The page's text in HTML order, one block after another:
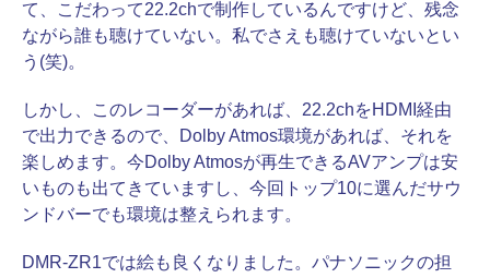
て、こだわって22.2chで制作しているんですけど、残念
ながら誰も聴けていない。私でさえも聴けていないとい
う(笑)。
しかし、このレコーダーがあれば、22.2chをHDMI経由
で出力できるので、Dolby Atmos環境があれば、それを
楽しめます。今Dolby Atmosが再生できるAVアンプは安
いものも出てきていますし、今回トップ10に選んだサウ
ンドバーでも環境は整えられます。
DMR-ZR1では絵も良くなりました。パナソニックの担